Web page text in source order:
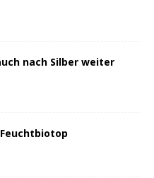
nach Silber weiter